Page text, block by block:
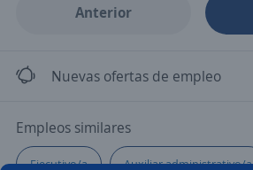
Anterior
Nuevas ofertas de empleo
Empleos similares
Ejecutivo/a Auxiliar administrativo/a